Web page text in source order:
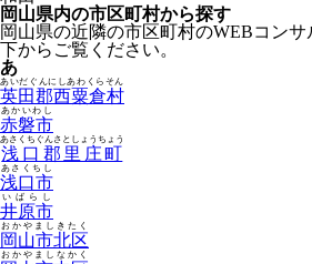
岡山県内の市区町村から探す
岡山県の近隣の市区町村のWEBコン
下からご覧ください。
あ
英田郡西粟倉村
あいだぐんにしあわくらそん
赤磐市
あかいわし
浅口郡里庄町
あさくちぐんさとしょうちょう
浅口市
あさくちし
井原市
いばらし
岡山市北区
おかやましきたく
おかやましなかく